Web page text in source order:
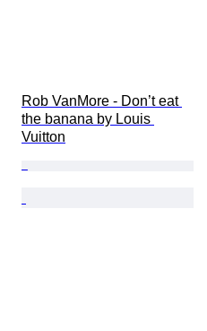
Rob VanMore - Don’t eat
the banana by Louis
Vuitton